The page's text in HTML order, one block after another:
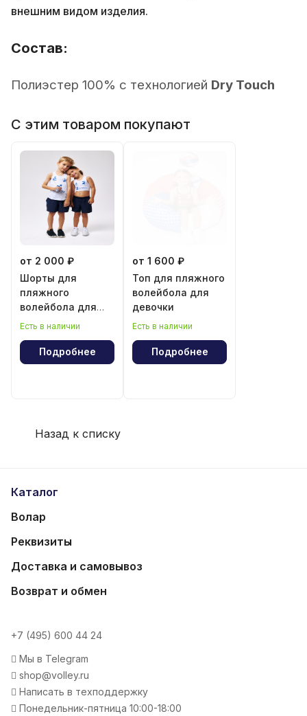
внешним видом изделия.
Состав:
Полиэстер 100% с технологией Dry Touch
С этим товаром покупают
от 2 000 ₽
Шорты для
пляжного
волейбола для
мальчика и
Есть в наличии
Подробнее
от 1 600 ₽
Топ для пляжного
волейбола для
девочки
Есть в наличии
Подробнее
Назад к списку
Каталог
Волар
Реквизиты
Доставка и самовывоз
Возврат и обмен
+7 (495) 600 44 24
Мы в Telegram
shop@volley.ru
Написать в техподдержку
Понедельник-пятница 10:00-18:00